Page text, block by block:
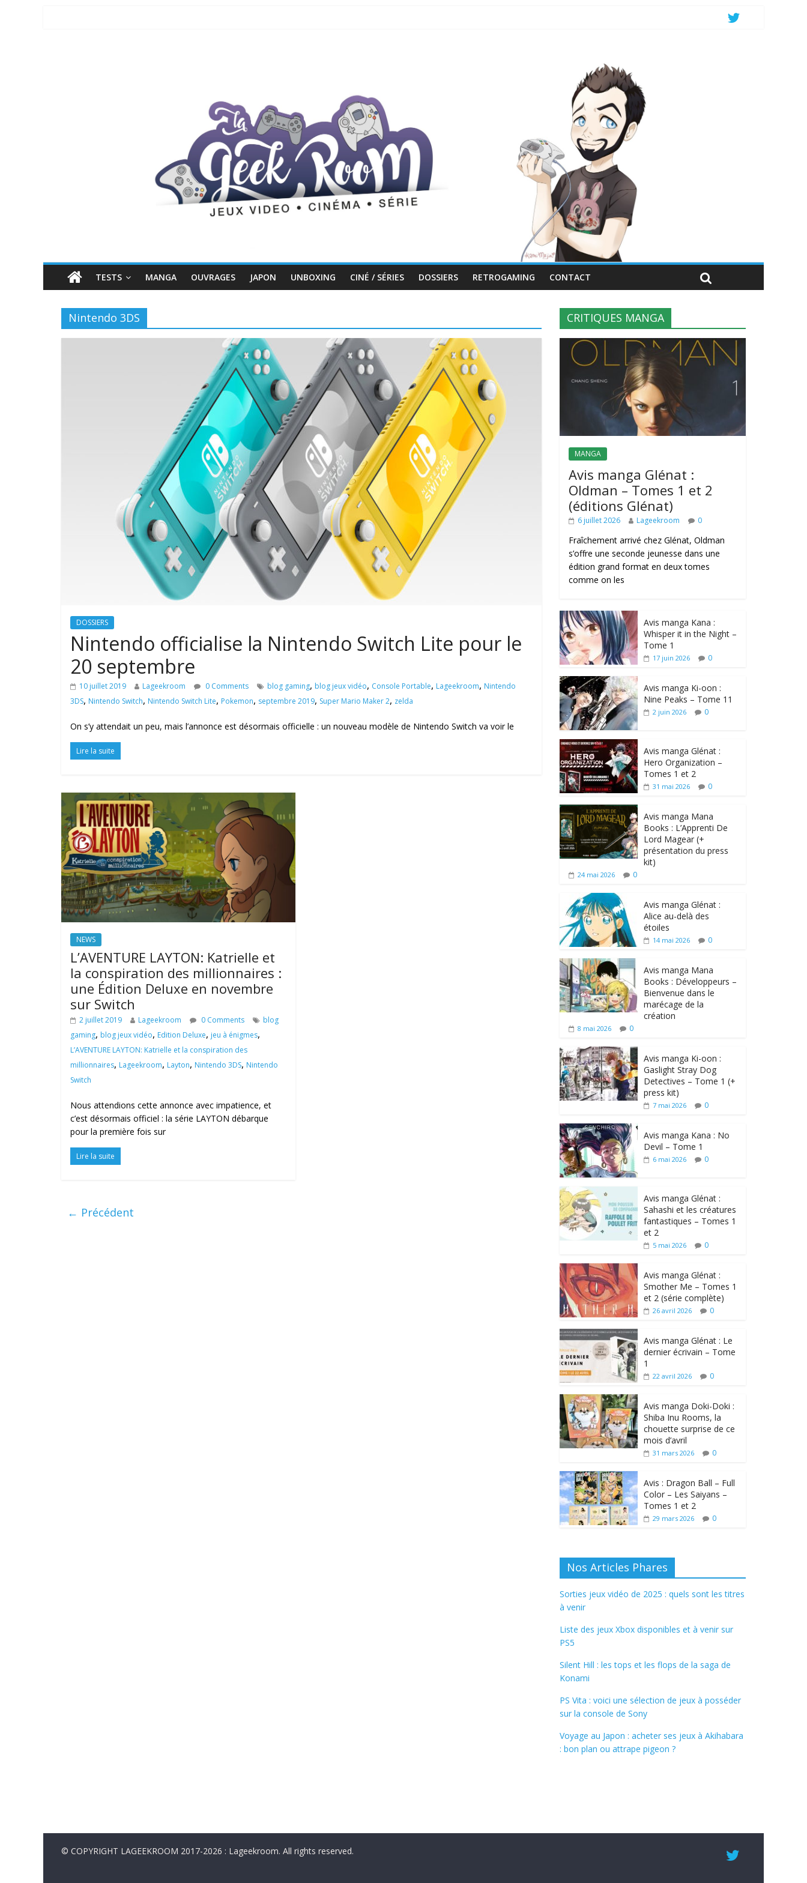
TESTS MANGA OUVRAGES JAPON UNBOXING CINÉ / SÉRIES DOSSIERS RETROGAMING CONTACT
Nintendo 3DS
DOSSIERS
Nintendo officialise la Nintendo Switch Lite pour le
20 septembre
10 juillet 2019 Lageekroom 0 Comments blog gaming, blog jeux vidéo, Console Portable, Lageekroom, Nintendo
3DS, Nintendo Switch, Nintendo Switch Lite, Pokemon, septembre 2019, Super Mario Maker 2, zelda
On s’y attendait un peu, mais l’annonce est désormais officielle : un nouveau modèle de Nintendo Switch va voir le
Lire la suite
NEWS
L’AVENTURE LAYTON: Katrielle et
la conspiration des millionnaires :
une Édition Deluxe en novembre
sur Switch
2 juillet 2019 Lageekroom 0 Comments
blog
gaming, blog jeux vidéo, Edition Deluxe, jeu à énigmes,
L’AVENTURE LAYTON: Katrielle et la conspiration des
millionnaires, Lageekroom, Layton, Nintendo 3DS, Nintendo
Switch
Nous attendions cette annonce avec impatience, et
c’est désormais officiel : la série LAYTON débarque
pour la première fois sur
Lire la suite
← Précédent
CRITIQUES MANGA
MANGA
Avis manga Glénat :
Oldman – Tomes 1 et 2
(éditions Glénat)
6 juillet 2026 Lageekroom 0
Fraîchement arrivé chez Glénat, Oldman
s’offre une seconde jeunesse dans une
édition grand format en deux tomes
comme on les
Avis manga Kana :
Whisper it in the Night –
Tome 1
17 juin 2026 0
Avis manga Ki-oon :
Nine Peaks – Tome 11
2 juin 2026 0
Avis manga Glénat :
Hero Organization –
Tomes 1 et 2
31 mai 2026 0
Avis manga Mana
Books : L’Apprenti De
Lord Magear (+
présentation du press
kit)
24 mai 2026 0
Avis manga Glénat :
Alice au-delà des
étoiles
14 mai 2026 0
Avis manga Mana
Books : Développeurs –
Bienvenue dans le
marécage de la
création
8 mai 2026 0
Avis manga Ki-oon :
Gaslight Stray Dog
Detectives – Tome 1 (+
press kit)
7 mai 2026 0
Avis manga Kana : No
Devil – Tome 1
6 mai 2026 0
Avis manga Glénat :
Sahashi et les créatures
fantastiques – Tomes 1
et 2
5 mai 2026 0
Avis manga Glénat :
Smother Me – Tomes 1
et 2 (série complète)
26 avril 2026 0
Avis manga Glénat : Le
dernier écrivain – Tome
1
22 avril 2026 0
Avis manga Doki-Doki :
Shiba Inu Rooms, la
chouette surprise de ce
mois d’avril
31 mars 2026 0
Avis : Dragon Ball – Full
Color – Les Saiyans –
Tomes 1 et 2
29 mars 2026 0
Nos Articles Phares
Sorties jeux vidéo de 2025 : quels sont les titres
à venir
Liste des jeux Xbox disponibles et à venir sur
PS5
Silent Hill : les tops et les flops de la saga de
Konami
PS Vita : voici une sélection de jeux à posséder
sur la console de Sony
Voyage au Japon : acheter ses jeux à Akihabara
: bon plan ou attrape pigeon ?
© COPYRIGHT LAGEEKROOM 2017-2026 : Lageekroom. All rights reserved.